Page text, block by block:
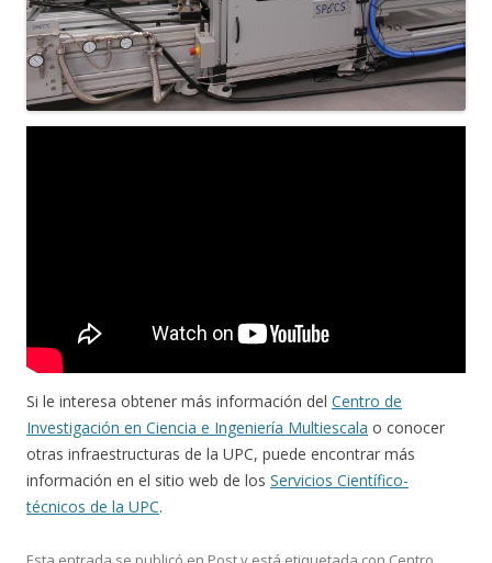
Si le interesa obtener más información del Centro de
Investigación en Ciencia e Ingeniería Multiescala o conocer
otras infraestructuras de la UPC, puede encontrar más
información en el sitio web de los Servicios Científico-
técnicos de la UPC.